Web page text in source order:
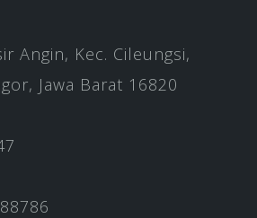
Angin, Kec. Cileungsi,
Jawa Barat 16820